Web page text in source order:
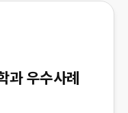
과 우수사례